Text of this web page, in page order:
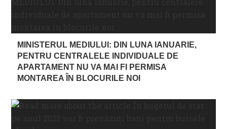
MINISTERUL MEDIULUI: DIN LUNA IANUARIE,
PENTRU CENTRALELE INDIVIDUALE DE
APARTAMENT NU VA MAI FI PERMISA
MONTAREA ÎN BLOCURILE NOI